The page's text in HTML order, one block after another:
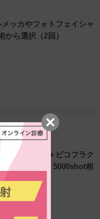
メッカやフォトフェイシャ
から選択（2回）
トーニング＋ピコフラク
ンSR）全顔 5000shot相